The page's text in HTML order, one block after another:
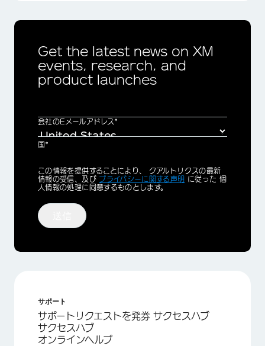
×
Get the latest news on XM
events, research, and
product launches
会社のEメールアドレス*
国*
Privacy
Optin
この情報を提供することにより、 クアルトリクスの最新
情報の受信、及び プライバシーに関する声明 に従った 個
人情報の処理に同意するものとします。
サポート
サポートリクエストを発券 サクセスハブ
サクセスハブ
オンラインヘルプ